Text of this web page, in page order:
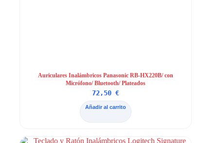
Auriculares Inalámbricos Panasonic RB-HX220B/ con
Micrófono/ Bluetooth/ Plateados
72,50€
Añadir al carrito